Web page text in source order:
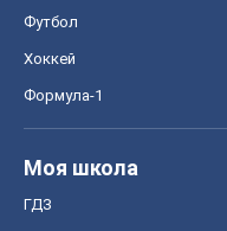
Футбол
Хоккей
Формула-1
Моя школа
ГДЗ